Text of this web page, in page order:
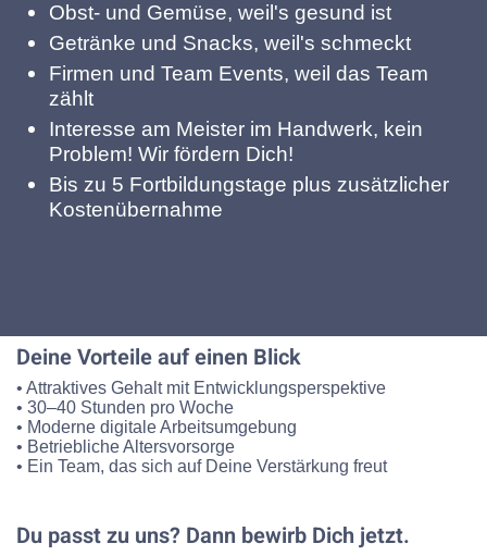
Obst- und Gemüse, weil's gesund ist
Getränke und Snacks, weil's schmeckt
Firmen und Team Events, weil das Team
zählt
Interesse am Meister im Handwerk, kein
Problem! Wir fördern Dich!
Bis zu 5 Fortbildungstage plus zusätzlicher
Kostenübernahme
Deine Vorteile auf einen Blick
• Attraktives Gehalt mit Entwicklungsperspektive
• 30–40 Stunden pro Woche
• Moderne digitale Arbeitsumgebung
• Betriebliche Altersvorsorge
• Ein Team, das sich auf Deine Verstärkung freut
Du passt zu uns? Dann bewirb Dich jetzt.